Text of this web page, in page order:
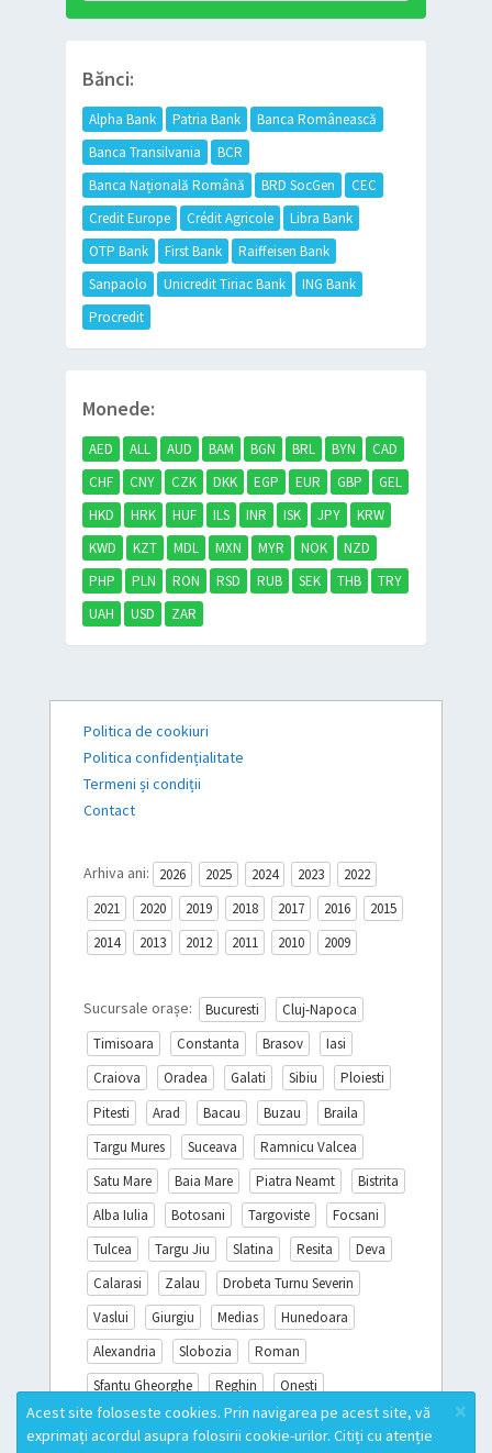
Bănci:
Alpha Bank Patria Bank
Banca Românească
Banca Transilvania
BCR
Banca Națională Română
BRD SocGen
CEC
Credit Europe
Crédit Agricole
Libra Bank
OTP Bank
First Bank
Raiffeisen Bank
Sanpaolo
Unicredit Tiriac Bank
ING Bank
Procredit
Monede:
AED ALL AUD BAM BGN BRL BYN
CAD
CHF
CNY CZK DKK EGP EUR GBP
GEL
HKD
HRK HUF ILS INR ISK JPY
KRW
KWD
KZT MDL MXN MYR NOK
NZD
PHP
PLN RON RSD RUB SEK THB
TRY
UAH
USD ZAR
Politica de cookiuri
Politica confidențialitate
Termeni și condiții
Contact
Arhiva ani: 2026 2025 2024 2023
2022
2021
2020 2019 2018 2017 2016
2015
2014
2013 2012 2011 2010 2009
Sucursale orașe: Bucuresti
Cluj-Napoca
Timisoara
Constanta Brasov
Iasi
Craiova
Oradea Galati Sibiu
Ploiesti
Pitesti
Arad Bacau Buzau
Braila
Targu Mures
Suceava
Ramnicu Valcea
Satu Mare
Baia Mare Piatra Neamt
Bistrita
Alba Iulia
Botosani Targoviste
Focsani
Tulcea
Targu Jiu Slatina Resita
Deva
Calarasi
Zalau
Drobeta Turnu Severin
Vaslui
Giurgiu Medias
Hunedoara
Alexandria
Slobozia
Roman
Sfantu Gheorghe
Reghin
Onesti
Sighisoara
Miercurea Ciuc
Turda
×
Acest site foloseste cookies. Prin navigarea pe acest site, vă
exprimați acordul asupra folosirii cookie-urilor. Citiți cu atenție